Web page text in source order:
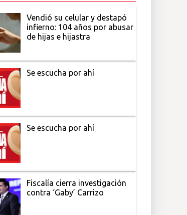
Vendió su celular y destapó
infierno: 104 años por abusar
de hijas e hijastra
Se escucha por ahí
Se escucha por ahí
Fiscalía cierra investigación
contra ‘Gaby’ Carrizo